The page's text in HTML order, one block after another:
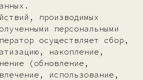
производимых
персональными
осуществляет сбор,
накопление,
(обновление,
использование,